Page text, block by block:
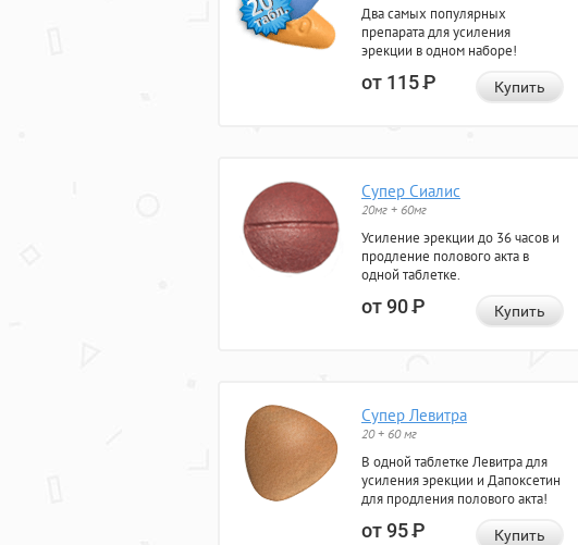
Два самых популярных
препарата для усиления
эрекции в одном наборе!
от 115Р Купить
Супер Сиалис
20мг + 60мг
Усиление эрекции до 36 часов и
продление полового акта в
одной таблетке.
от 90Р Купить
Супер Левитра
20 + 60 мг
В одной таблетке Левитра для
усиления эрекции и Дапоксетин
для продления полового акта!
от 95Р Купить